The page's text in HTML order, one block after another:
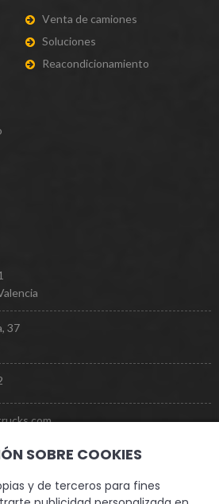
Venta de camiones
Soluciones
Reacondicionamiento
37
rucks.com
SOBRE COOKIES
y de terceros para fines